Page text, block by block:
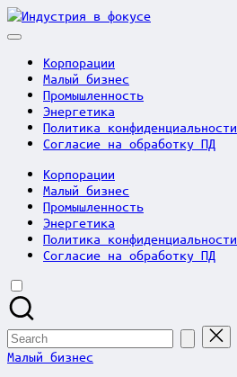
Skip
to
Индустрия
Корпорации
Малый бизнес
Промышленность
Энергетика
Политика конфиденциальности
Согласие на обработку ПД
Корпорации
Малый бизнес
Промышленность
Энергетика
Политика конфиденциальности
Согласие на обработку ПД
Search
for:
Posted
Малый бизнес